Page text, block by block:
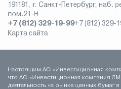
191181, г. Санкт-Петербург, наб.
пом.21-Н
+7 (812) 329-19-99+7 (812) 329-
Карта сайта
Настоящим АО «Инвестиционная
что АО «Инвестиционная компания
деятельность на рынке ценных бумаг